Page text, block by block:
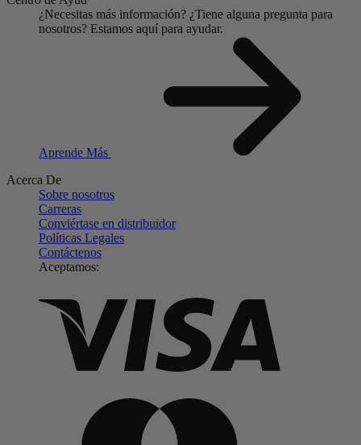
¿Necesitas más información? ¿Tiene alguna pregunta para
nosotros? Estamos aquí para ayudar.
Aprende Más
Acerca De
Sobre nosotros
Carreras
Conviértase en distribuidor
Políticas Legales
Contáctenos
Aceptamos: